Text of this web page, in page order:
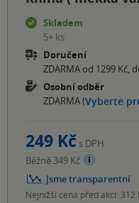
Skladem
5+ ks
Doručení
ZDARMA od 1299 Kč,
Osobní odběr
ZDARMA (Vyberte
249 Kč s DPH
Běžně 349 Kč
Jsme transparentní
Nejnižší cena před akcí: 312